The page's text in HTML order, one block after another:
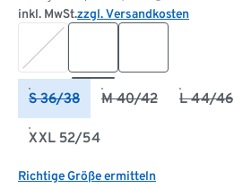
inkl. MwSt.zzgl. Versandkosten
S 36/38 M 40/42 L 44/46
XXL 52/54
Richtige Größe ermitteln